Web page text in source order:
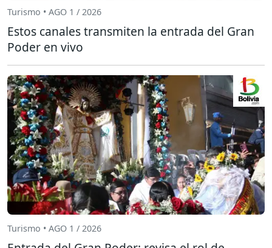
Turismo • AGO 1 / 2026
Estos canales transmiten la entrada del Gran
Poder en vivo
Turismo • AGO 1 / 2026